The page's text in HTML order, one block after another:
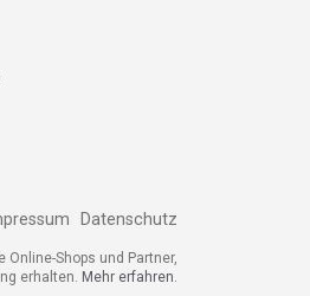
Shops und Partner,